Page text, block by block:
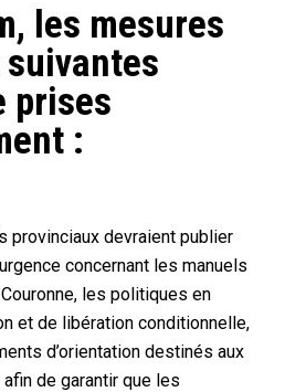
les mesures
prises
:
provinciaux devraient publier
concernant les manuels
les politiques en
et de libération conditionnelle,
d’orientation destinés aux
de garantir que les